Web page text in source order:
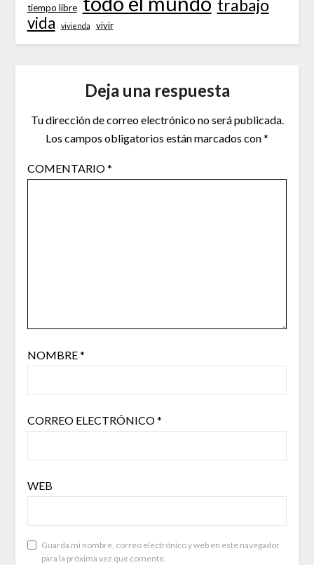
tiempo libre trabajo
vida vivienda vivir
Deja una respuesta
Tu dirección de correo electrónico no será publicada.
Los campos obligatorios están marcados con*
COMENTARIO*
NOMBRE*
CORREO ELECTRÓNICO*
WEB
Guarda mi nombre, correo electrónico y web en este navegador
para la próxima vez que comente.